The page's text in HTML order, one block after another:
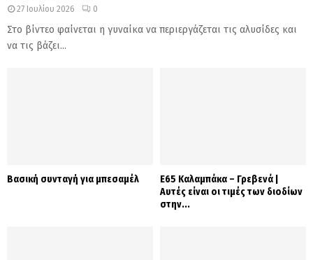
27 Ιουλίου 2026 0
Στο βίντεο φαίνεται η γυναίκα να περιεργάζεται τις αλυσίδες και
να τις βάζει...
Βασική συνταγή για μπεσαμέλ
Ε65 Καλαμπάκα – Γρεβενά |
Αυτές είναι οι τιμές των διοδίων
στην...